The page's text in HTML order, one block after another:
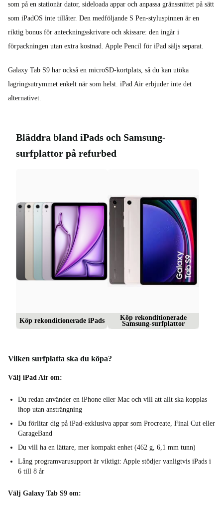
som på en stationär dator, sideloada appar och anpassa gränssnittet på sätt
som iPadOS inte tillåter. Den medföljande S Pen-styluspinnen är en
riktig bonus för anteckningsskrivare och skissare: den ingår i
förpackningen utan extra kostnad. Apple Pencil för iPad säljs separat.
Galaxy Tab S9 har också en microSD-kortplats, så du kan utöka
lagringsutrymmet enkelt när som helst. iPad Air erbjuder inte det
alternativet.
Bläddra bland iPads och Samsung-
surfplattor på refurbed
Köp rekonditionerade iPads
Köp rekonditionerade
Samsung-surfplattor
Vilken surfplatta ska du köpa?
Välj iPad Air om:
Du redan använder en iPhone eller Mac och vill att allt ska kopplas
ihop utan ansträngning
Du förlitar dig på iPad-exklusiva appar som Procreate, Final Cut eller
GarageBand
Du vill ha en lättare, mer kompakt enhet (462 g, 6,1 mm tunn)
Lång programvarusupport är viktigt: Apple stödjer vanligtvis iPads i
6 till 8 år
Välj Galaxy Tab S9 om: